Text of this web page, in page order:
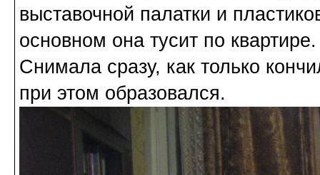
выставочной палатки и
основном она тусит по
Снимала сразу, как только
при этом образовался.